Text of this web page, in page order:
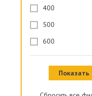
400
500
600